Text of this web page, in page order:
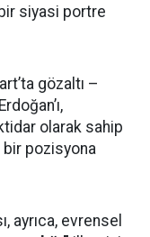
bir siyasi portre
gözaltı –
olarak sahip
pozisyona
ayrıca, evrensel